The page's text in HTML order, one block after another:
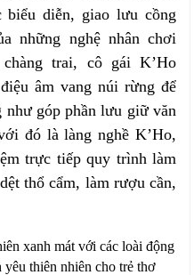
diễn, giao lưu cồng
những nghệ nhân chơi
trai, cô gái K’Ho
âm vang núi rừng để
góp phần lưu giữ văn
đó là làng nghề K’Ho,
trực tiếp quy trình làm
thổ cẩm, làm rượu cần,
xanh mát với các loài động
thiên nhiên cho trẻ thơ